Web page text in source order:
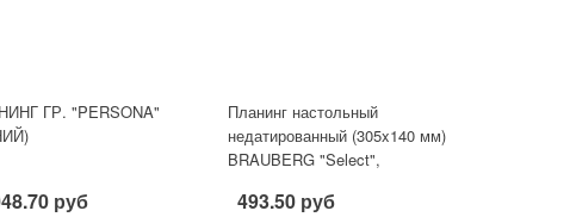
ГР. "PERSONA"
руб
Планинг настольный
недатированный (305x140 мм)
BRAUBERG "Select",
493.50 руб